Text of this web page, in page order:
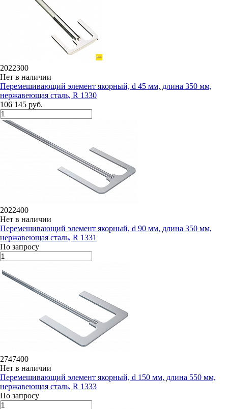
2022300
Нет в наличии
Перемешивающий элемент якорный, d 45 мм, длина 350 мм,
нержавеющая сталь, R 1330
106 145 руб.
2022400
Нет в наличии
Перемешивающий элемент якорный, d 90 мм, длина 350 мм,
нержавеющая сталь, R 1331
По запросу
2747400
Нет в наличии
Перемешивающий элемент якорный, d 150 мм, длина 550 мм,
нержавеющая сталь, R 1333
По запросу